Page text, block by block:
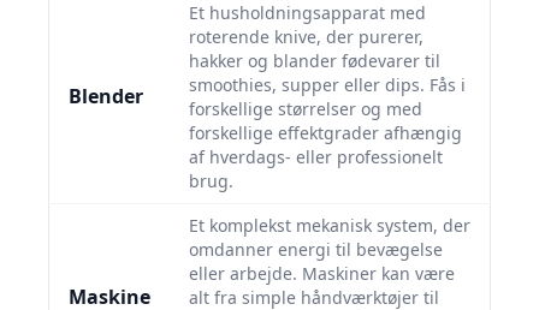
Blender
Et husholdningsapparat med
roterende knive, der purerer,
hakker og blander fødevarer til
smoothies, supper eller dips. Fås i
forskellige størrelser og med
forskellige effektgrader afhængig
af hverdags- eller professionelt
brug.
Maskine
Et komplekst mekanisk system, der
omdanner energi til bevægelse
eller arbejde. Maskiner kan være
alt fra simple håndværktøjer til